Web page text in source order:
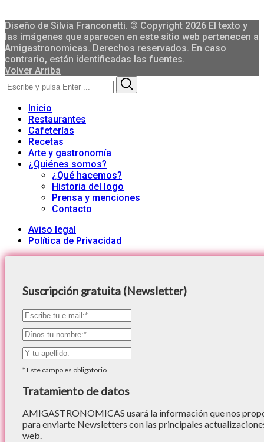
Diseño de Silvia Franconetti. © Copyright 2026 El texto y
las imágenes que aparecen en este sitio web pertenecen a
Amigastronomicas. Derechos reservados. En caso
contrario, están identificadas las fuentes.
Volver Arriba
Search
for:
Inicio
Restaurantes
Cafeterías
Recetas
Arte y gastronomía
¿Quiénes somos?
¿Qué hacemos?
Historia del logo
Prensa y menciones
Contacto
Aviso legal
Política de Privacidad
Suscripción gratuita (Newsletter)
*Este campo es obligatorio
Tratamiento de datos
AMIGASTRONOMICAS usará la información que nos
para enviarte Newsletters con las principales
web.